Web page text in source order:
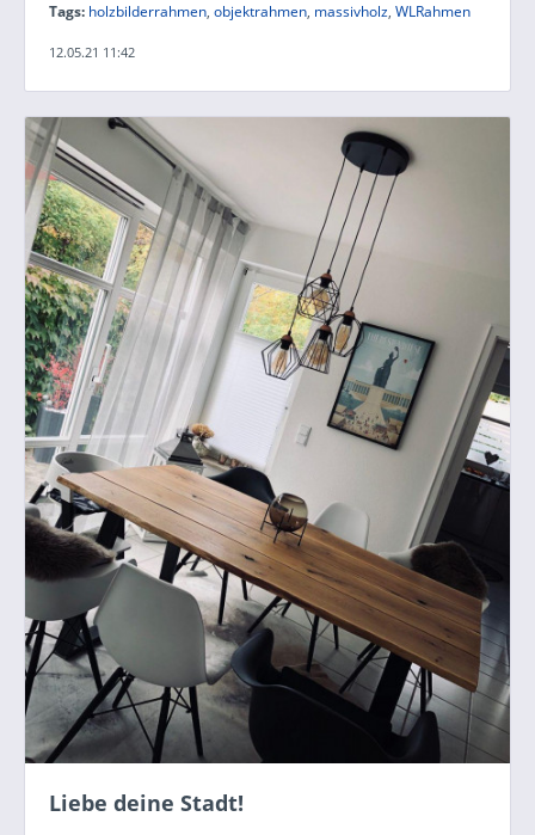
Tags: holzbilderrahmen, objektrahmen, massivholz, WLRahmen
12.05.21 11:42
Liebe deine Stadt!